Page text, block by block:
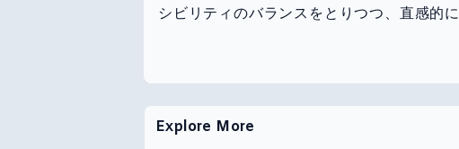
シビリティのバランスをとりつつ、直感的
Explore More